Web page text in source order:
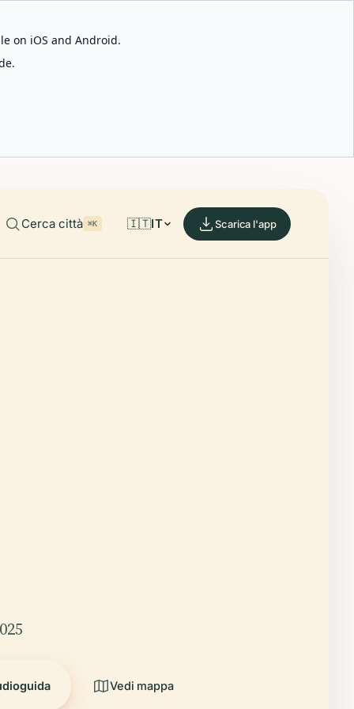
on iOS and Android.
Cerca città ⌘K 🇮🇹IT Scarica l'app
Vedi mappa